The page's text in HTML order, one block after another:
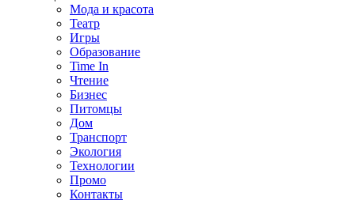
Мода и красота
Театр
Игры
Образование
Time In
Чтение
Бизнес
Питомцы
Дом
Транспорт
Экология
Технологии
Промо
Контакты